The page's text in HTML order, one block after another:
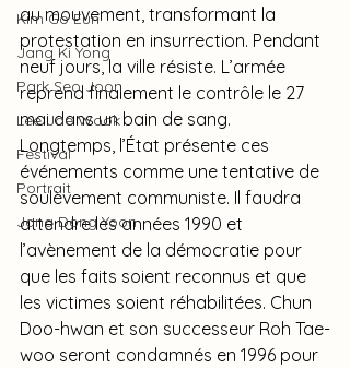
Kim Go Eun
Jang Ki Yong
Park Seo Joon
Lee Jae Wook
Festival
Portrait
Jang Dong Yoon
au mouvement, transformant la
protestation en insurrection. Pendant
neuf jours, la ville résiste. L’armée
reprend finalement le contrôle le 27
mai dans un bain de sang.
Longtemps, l’État présente ces
événements comme une tentative de
soulèvement communiste. Il faudra
attendre les années 1990 et
l’avènement de la démocratie pour
que les faits soient reconnus et que
les victimes soient réhabilitées. Chun
Doo-hwan et son successeur Roh Tae-
woo seront condamnés en 1996 pour